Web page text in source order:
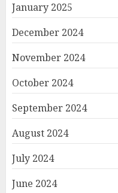
January 2025
December 2024
November 2024
October 2024
September 2024
August 2024
July 2024
June 2024